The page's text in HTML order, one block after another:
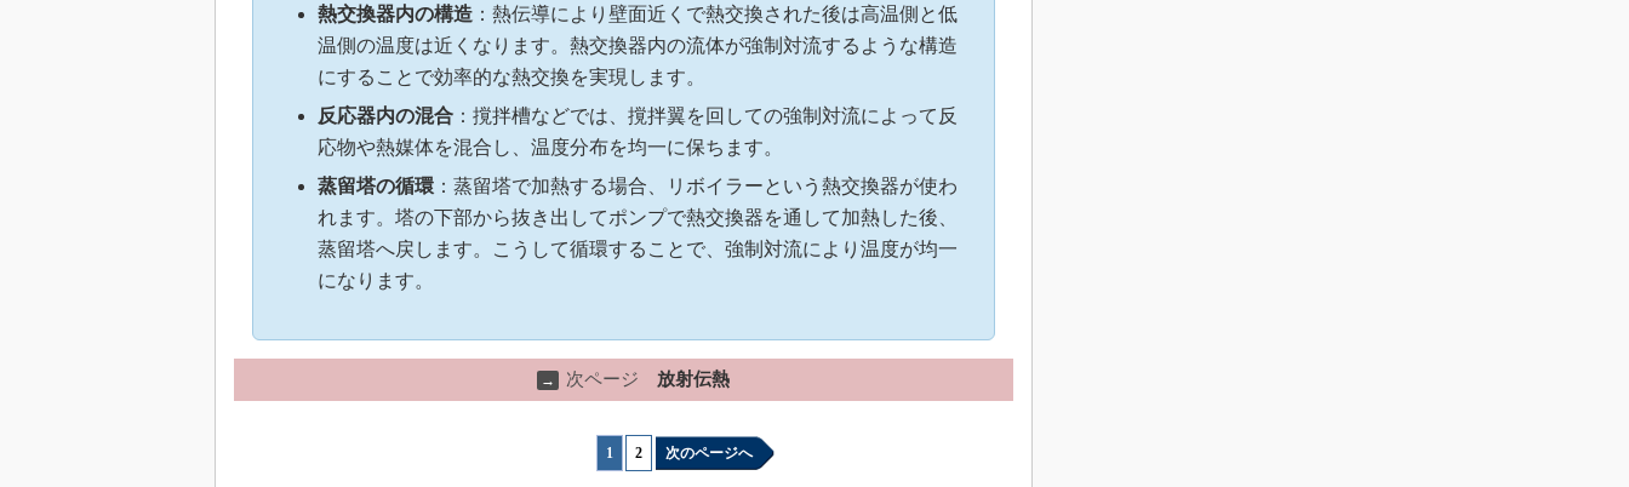
熱交換器内の構造 ：熱伝導により壁面近くで熱交換された後は高温側と低
温側の温度は近くなります。熱交換器内の流体が強制対流するような構造
にすることで効率的な熱交換を実現します。
反応器内の混合 ：撹拌槽などでは、撹拌翼を回しての強制対流によって反
応物や熱媒体を混合し、温度分布を均一に保ちます。
蒸留塔の循環 ：蒸留塔で加熱する場合、リボイラーという熱交換器が使わ
れます。塔の下部から抜き出してポンプで熱交換器を通して加熱した後、
蒸留塔へ戻します。こうして循環することで、強制対流により温度が均一
になります。
→ 次ページ 放射伝熱
1 2 次のページへ